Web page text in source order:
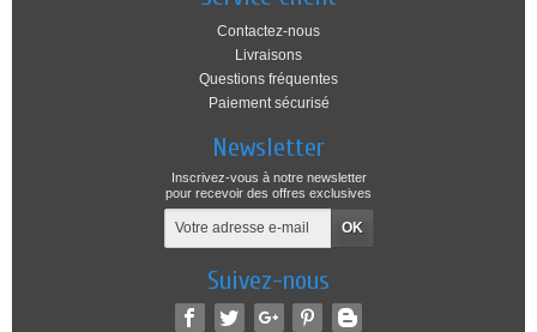
Contactez-nous
Livraisons
Questions fréquentes
Paiement sécurisé
Newsletter
Inscrivez-vous à notre newsletter
pour recevoir des offres exclusives
Suivez-nous